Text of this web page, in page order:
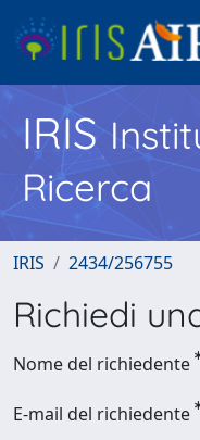
IRIS
Ricerca
IRIS 2434/256755
Richiedi
Nome del richiedente
E-mail del richiedente